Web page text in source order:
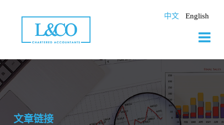
中文 English
文章链接